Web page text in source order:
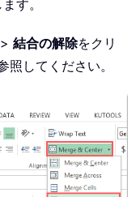
す。
> 結合の解除をクリ
してください。